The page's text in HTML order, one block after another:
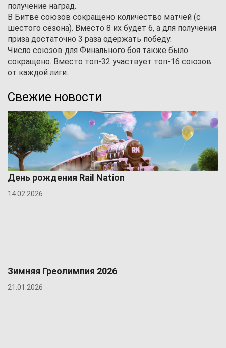
получение наград.
В Битве союзов сокращено количество матчей (с
шестого сезона). Вместо 8 их будет 6, а для получения
приза достаточно 3 раза одержать победу.
Число союзов для Финального боя также было
сокращено. Вместо топ-32 участвует топ-16 союзов
от каждой лиги.
Свежие новости
День рождения Rail Nation
14.02.2026
Зимняя Греолимпия 2026
21.01.2026